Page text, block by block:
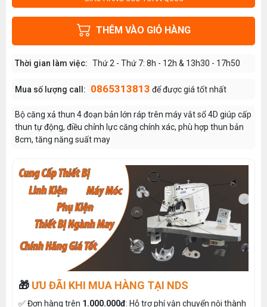
THÊM VÀO GIỎ HÀNG
Thời gian làm việc: Thứ 2 - Thứ 7: 8h - 12h & 13h30 - 17h50
Mua số lượng call: 0865313813 để được giá tốt nhất
Bộ căng xả thun 4 đoạn bản lớn ráp trên máy vắt sổ 4D giúp cấp
thun tự động, điều chỉnh lực căng chính xác, phù hợp thun bản
8cm, tăng năng suất may
🎁 ƯU ĐÃI KHI MUA HÀNG TẠI NDS
✅ Đơn hàng trên 1.000.000đ: Hỗ trợ phí vận chuyển nội thành